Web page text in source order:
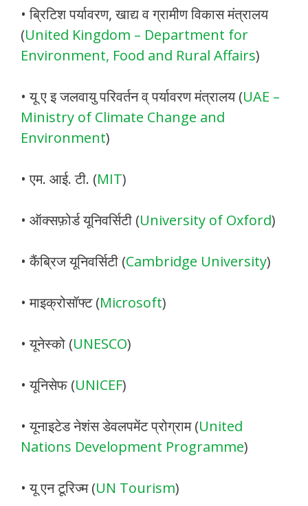
• ब्रिटिश पर्यावरण, खाद्य व ग्रामीण विकास मंत्रालय
(United Kingdom – Department for
Environment, Food and Rural Affairs)
• यू ए इ जलवायु परिवर्तन व् पर्यावरण मंत्रालय (UAE –
Ministry of Climate Change and
Environment)
• एम. आई. टी. (MIT)
• ऑक्सफ़ोर्ड यूनिवर्सिटी (University of Oxford)
• कैंब्रिज यूनिवर्सिटी (Cambridge University)
• माइक्रोसॉफ्ट (Microsoft)
• यूनेस्को (UNESCO)
• यूनिसेफ (UNICEF)
• यूनाइटेड नेशंस डेवलपमेंट प्रोग्राम (United
Nations Development Programme)
• यू एन टूरिज्म (UN Tourism)